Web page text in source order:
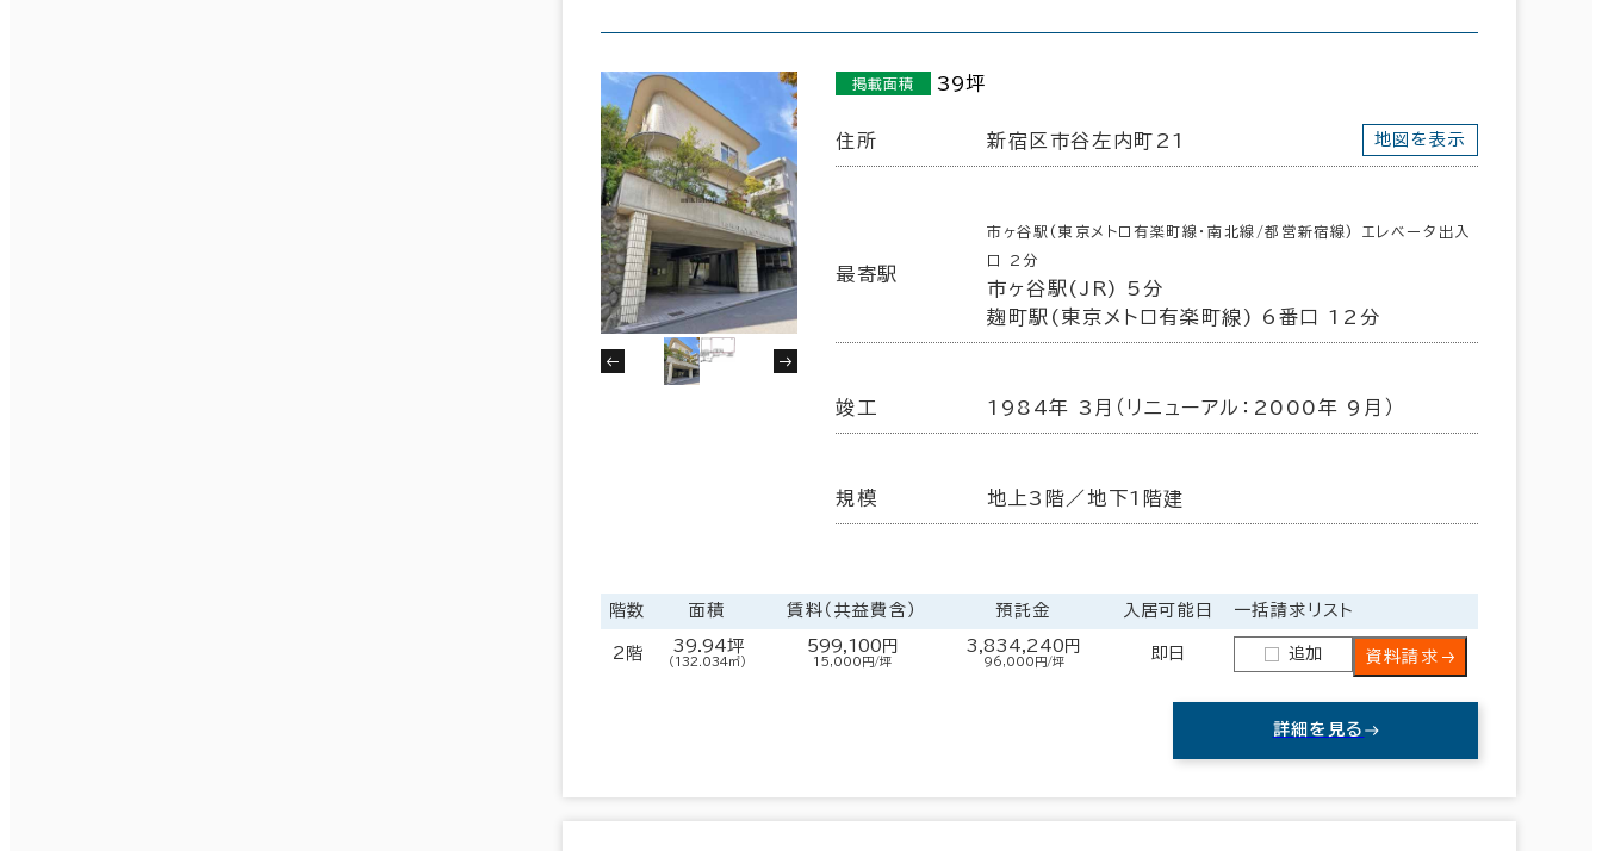
掲載面積 39坪
住所 新宿区市谷左内町21 地図を表示
最寄駅
市ヶ谷駅(東京メトロ有楽町線･南北線/都営新宿線) エレベータ出入
口 2分
市ヶ谷駅(JR) 5分
麹町駅(東京メトロ有楽町線) 6番口 12分
竣工 1984年 3月（リニューアル：2000年 9月）
規模 地上3階／地下1階建
階数 面積 賃料（共益費含） 預託金 入居可能日 一括請求リスト
2階 39.94坪
（132.034㎡）
599,100円
15,000円/坪
3,834,240円
96,000円/坪 即日 追加 資料請求
詳細を見る
葛飾区 (5)
該当数 9室
この条件で検索する
20年以内 30年以内
9室